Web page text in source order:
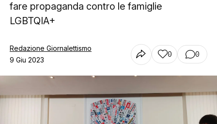
fare propaganda contro le famiglie
LGBTQIA+
Redazione Giornalettismo
9 Giu 2023
0 0